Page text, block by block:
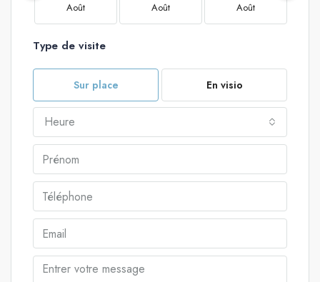
Août Août Août
Type de visite
Sur place En visio
Heure